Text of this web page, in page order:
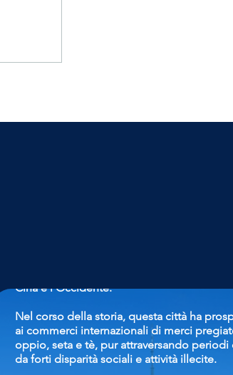
Cina e l'Occidente.
Nel corso della storia, questa città ha
ai commerci internazionali di merci
oppio, seta e tè, pur attraversando periodi
da forti disparità sociali e attività illecite.